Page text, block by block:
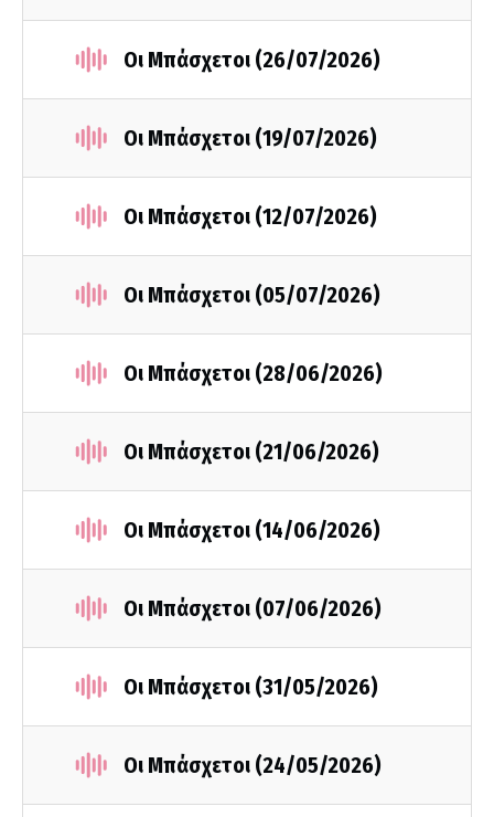
Οι Μπάσχετοι (26/07/2026)
Οι Μπάσχετοι (19/07/2026)
Οι Μπάσχετοι (12/07/2026)
Οι Μπάσχετοι (05/07/2026)
Οι Μπάσχετοι (28/06/2026)
Οι Μπάσχετοι (21/06/2026)
Οι Μπάσχετοι (14/06/2026)
Οι Μπάσχετοι (07/06/2026)
Οι Μπάσχετοι (31/05/2026)
Οι Μπάσχετοι (24/05/2026)